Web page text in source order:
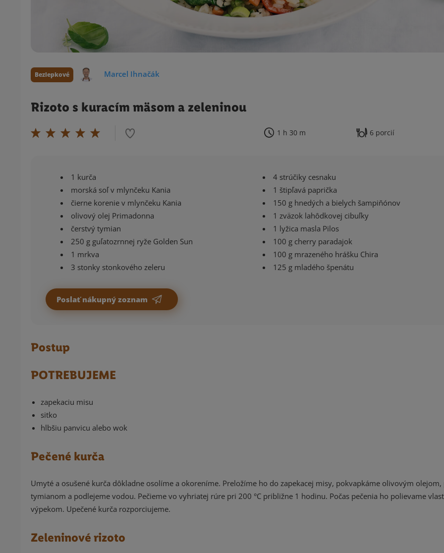
Bezlepkové Marcel Ihnačák
Rizoto s kuracím mäsom a zeleninou
1 h 30 m 6 porcií
1 kurča
morská soľ v mlynčeku Kania
čierne korenie v mlynčeku Kania
olivový olej Primadonna
čerstvý tymian
250 g guľatozrnnej ryže Golden Sun
1 mrkva
3 stonky stonkového zeleru
4 strúčiky cesnaku
1 štipľavá paprička
150 g hnedých a bielych šampiňónov
1 zväzok lahôdkovej cibuľky
1 lyžica masla Pilos
100 g cherry paradajok
100 g mrazeného hrášku Chira
125 g mladého špenátu
Poslať nákupný zoznam
Postup
POTREBUJEME
zapekaciu misu
sitko
hlbšiu panvicu alebo wok
Pečené kurča
Umyté a osušené kurča dôkladne osolíme a okoreníme. Preložíme ho do zapekacej misy, pokvapkáme olivovým olejom,
tymianom a podlejeme vodou. Pečieme vo vyhriatej rúre pri 200 °C približne 1 hodinu. Počas pečenia ho polievame
výpekom. Upečené kurča rozporciujeme.
Zeleninové rizoto